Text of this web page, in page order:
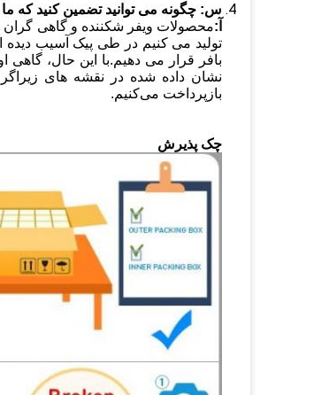
س: چگونه می توانید تضمین کنید که
آ:محصولات ویفر شکننده و گاهی گران
تولید می کنیم در طی پیک آسیب دیده
بافر قرار می دهیم.با این حال، گاهی
نشان داده شده در نقشه های زیراگر
بازپرداخت می‌کنیم.
چک پذیرش